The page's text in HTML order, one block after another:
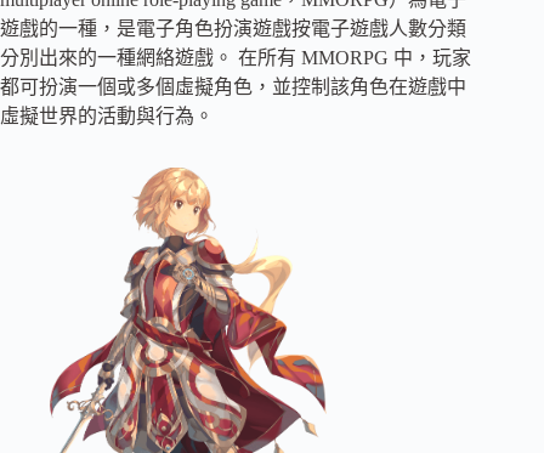
遊戲的一種，是電子角色扮演遊戲按電子遊戲人數分類
分別出來的一種網絡遊戲。 在所有 MMORPG 中，玩家
都可扮演一個或多個虛擬角色，並控制該角色在遊戲中
虛擬世界的活動與行為。